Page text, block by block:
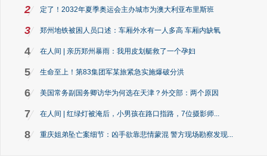
2 定了！2032年夏季奥运会主办城市为澳大利亚布里斯班
3 郑州地铁被困人员口述：车厢外水有一人多高 车厢内缺氧
4 在人间 | 亲历郑州暴雨：我用皮划艇救了一个孕妇
5 生命至上！第83集团军某旅紧急实施爆破分洪
6 美国常务副国务卿访华为何选在天津？外交部：两个原因
7 在人间 | 红绿灯被淹后，小男孩在路口指路，7位摄影师...
8 重庆姐弟坠亡案细节：凶手欲靠悲情蒙混 警方现场勘察发现...